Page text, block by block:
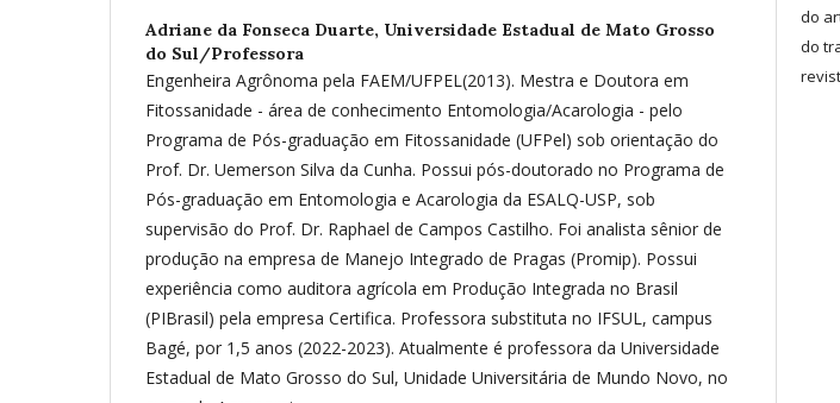
Adriane da Fonseca Duarte, Universidade Estadual de Mato Grosso
do Sul/Professora
Engenheira Agrônoma pela FAEM/UFPEL(2013). Mestra e Doutora em
Fitossanidade - área de conhecimento Entomologia/Acarologia - pelo
Programa de Pós-graduação em Fitossanidade (UFPel) sob orientação do
Prof. Dr. Uemerson Silva da Cunha. Possui pós-doutorado no Programa de
Pós-graduação em Entomologia e Acarologia da ESALQ-USP, sob
supervisão do Prof. Dr. Raphael de Campos Castilho. Foi analista sênior de
produção na empresa de Manejo Integrado de Pragas (Promip). Possui
experiência como auditora agrícola em Produção Integrada no Brasil
(PIBrasil) pela empresa Certifica. Professora substituta no IFSUL, campus
Bagé, por 1,5 anos (2022-2023). Atualmente é professora da Universidade
Estadual de Mato Grosso do Sul, Unidade Universitária de Mundo Novo, no
do
do